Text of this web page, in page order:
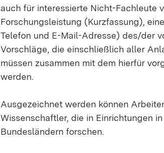
auch für interessierte Nicht-Fachleute
Forschungsleistung (Kurzfassung),
Telefon und E-Mail-Adresse) des/der
Vorschläge, die einschließlich aller
müssen zusammen mit dem hierfür
werden.
Ausgezeichnet werden können
Wissenschaftler, die in Einrichtungen
Bundesländern forschen.